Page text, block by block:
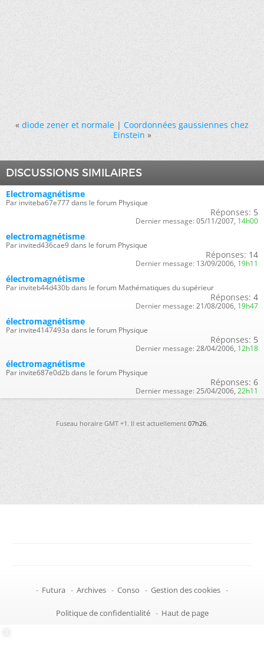
« diode zener et normale|Coordonnées gaussiennes chez
Einstein »
DISCUSSIONS SIMILAIRES
Electromagnétisme
Par inviteba67e777 dans le forum Physique
Réponses: 5
Dernier message: 05/11/2007, 14h00
electromagnétisme
Par invited436cae9 dans le forum Physique
Réponses: 14
Dernier message: 13/09/2006, 19h11
électromagnétisme
Par inviteb44d430b dans le forum Mathématiques du supérieur
Réponses: 4
Dernier message: 21/08/2006, 19h47
électromagnétisme
Par invite4147493a dans le forum Physique
Réponses: 5
Dernier message: 28/04/2006, 12h18
électromagnétisme
Par invite687e0d2b dans le forum Physique
Réponses: 6
Dernier message: 25/04/2006, 22h11
Fuseau horaire GMT +1. Il est actuellement07h26.
- Futura - Archives - Conso - Gestion des cookies -
Politique de confidentialité - Haut de page